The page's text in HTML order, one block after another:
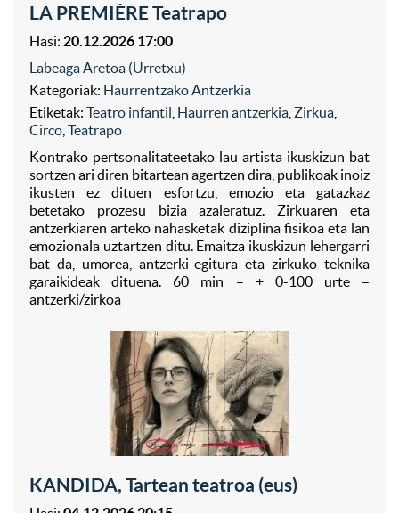
LA PREMIÈRE Teatrapo
Hasi: 20.12.2026 17:00
Labeaga Aretoa (Urretxu)
Kategoriak: Haurrentzako Antzerkia
Etiketak: Teatro infantil Haurren antzerkia Zirkua
Circo Teatrapo
Kontrako pertsonalitateetako lau artista ikuskizun bat
sortzen ari diren bitartean agertzen dira, publikoak inoiz
ikusten ez dituen esfortzu, emozio eta gatazkaz
betetako prozesu bizia azaleratuz. Zirkuaren eta
antzerkiaren arteko nahasketak diziplina fisikoa eta lan
emozionala uztartzen ditu. Emaitza ikuskizun lehergarri
bat da, umorea, antzerki-egitura eta zirkuko teknika
garaikideak dituena. 60 min – + 0-100 urte –
antzerki/zirkoa
KANDIDA, Tartean teatroa (eus)